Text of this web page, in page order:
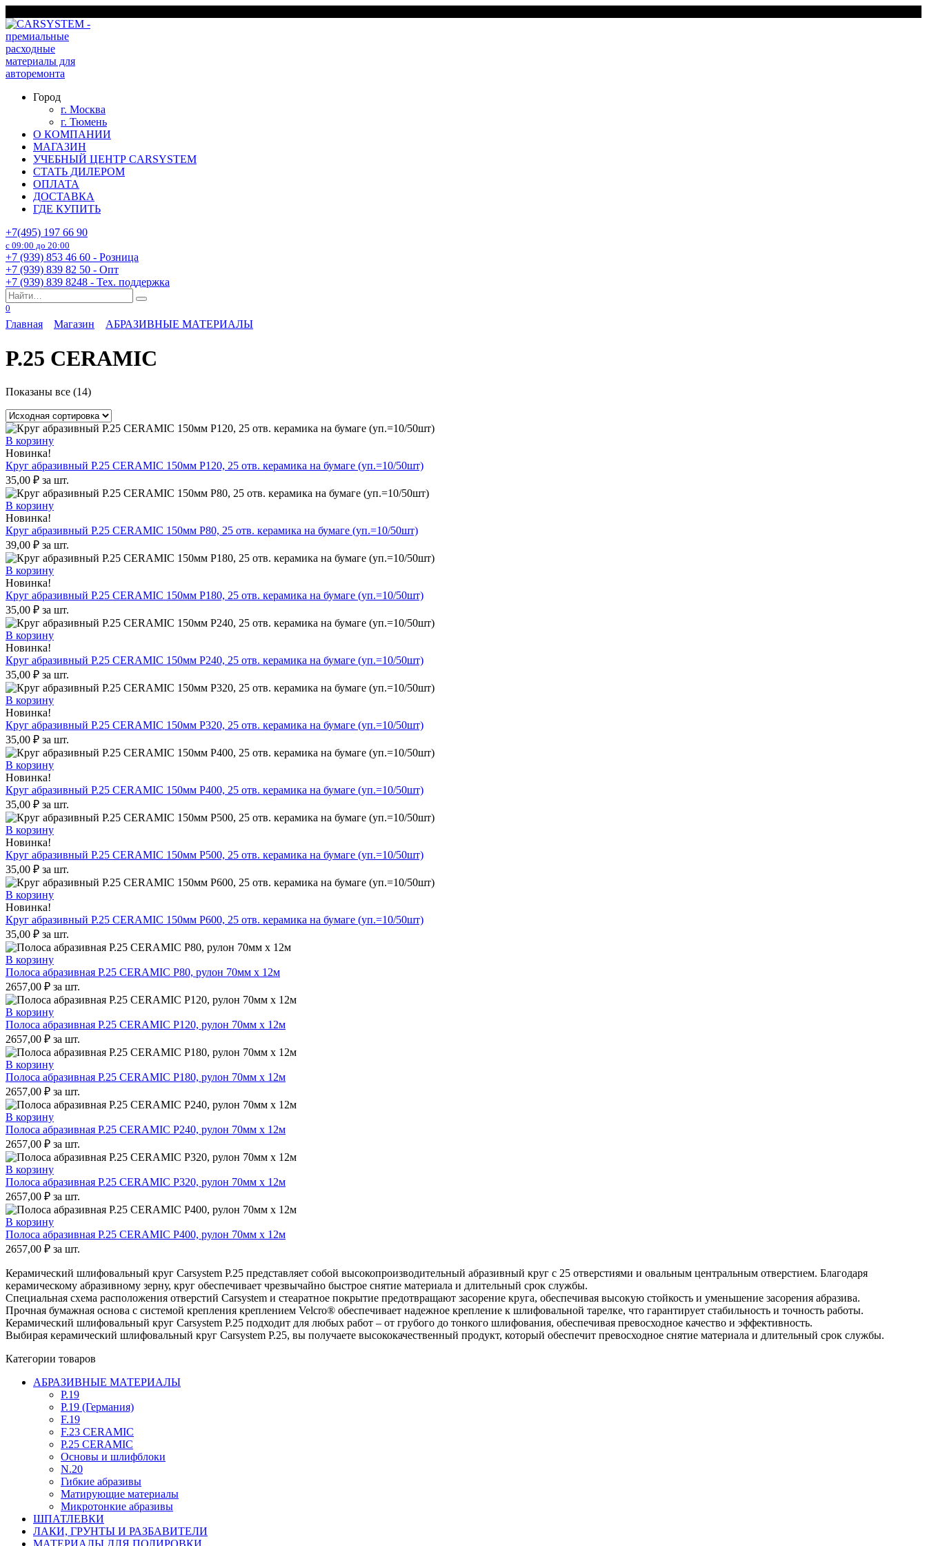
к
содержанию
Город
г. Москва
г. Тюмень
О КОМПАНИИ
МАГАЗИН
УЧЕБНЫЙ ЦЕНТР CARSYSTEM
СТАТЬ ДИЛЕРОМ
ОПЛАТА
ДОСТАВКА
ГДЕ КУПИТЬ
+7(495) 197 66 90
с 09:00 до 20:00
+7 (939) 853 46 60 - Розница
+7 (939) 839 82 50 - Опт
+7 (939) 839 8248 - Тех. поддержка
Search
for:
0
Главная Магазин АБРАЗИВНЫЕ МАТЕРИАЛЫ
P.25 CERAMIC
Показаны все (14)
В корзину
Новинка!
Круг абразивный P.25 CERAMIC 150мм P120, 25 отв. керамика на бумаге (уп.=10/50шт)
35,00 ₽ за шт.
В корзину
Новинка!
Круг абразивный P.25 CERAMIC 150мм P80, 25 отв. керамика на бумаге (уп.=10/50шт)
39,00 ₽ за шт.
В корзину
Новинка!
Круг абразивный P.25 CERAMIC 150мм P180, 25 отв. керамика на бумаге (уп.=10/50шт)
35,00 ₽ за шт.
В корзину
Новинка!
Круг абразивный P.25 CERAMIC 150мм P240, 25 отв. керамика на бумаге (уп.=10/50шт)
35,00 ₽ за шт.
В корзину
Новинка!
Круг абразивный P.25 CERAMIC 150мм P320, 25 отв. керамика на бумаге (уп.=10/50шт)
35,00 ₽ за шт.
В корзину
Новинка!
Круг абразивный P.25 CERAMIC 150мм P400, 25 отв. керамика на бумаге (уп.=10/50шт)
35,00 ₽ за шт.
В корзину
Новинка!
Круг абразивный P.25 CERAMIC 150мм P500, 25 отв. керамика на бумаге (уп.=10/50шт)
35,00 ₽ за шт.
В корзину
Новинка!
Круг абразивный P.25 CERAMIC 150мм P600, 25 отв. керамика на бумаге (уп.=10/50шт)
35,00 ₽ за шт.
В корзину
Полоса абразивная P.25 CERAMIC P80, рулон 70мм x 12м
2657,00 ₽ за шт.
В корзину
Полоса абразивная P.25 CERAMIC P120, рулон 70мм x 12м
2657,00 ₽ за шт.
В корзину
Полоса абразивная P.25 CERAMIC P180, рулон 70мм x 12м
2657,00 ₽ за шт.
В корзину
Полоса абразивная P.25 CERAMIC P240, рулон 70мм x 12м
2657,00 ₽ за шт.
В корзину
Полоса абразивная P.25 CERAMIC P320, рулон 70мм x 12м
2657,00 ₽ за шт.
В корзину
Полоса абразивная P.25 CERAMIC P400, рулон 70мм x 12м
2657,00 ₽ за шт.
Керамический шлифовальный круг Carsystem P.25 представляет собой высокопроизводительный абразивный круг с 25 отверстиями и овальным центральным отверстием. Благодаря
керамическому абразивному зерну, круг обеспечивает чрезвычайно быстрое снятие материала и длительный срок службы.
Специальная схема расположения отверстий Carsystem и стеаратное покрытие предотвращают засорение круга, обеспечивая высокую стойкость и уменьшение засорения абразива.
Прочная бумажная основа с системой крепления креплением Velcro® обеспечивает надежное крепление к шлифовальной тарелке, что гарантирует стабильность и точность работы.
Керамический шлифовальный круг Carsystem P.25 подходит для любых работ – от грубого до тонкого шлифования, обеспечивая превосходное качество и эффективность.
Выбирая керамический шлифовальный круг Carsystem P.25, вы получаете высококачественный продукт, который обеспечит превосходное снятие материала и длительный срок службы.
Категории товаров
АБРАЗИВНЫЕ МАТЕРИАЛЫ
P.19
P.19 (Германия)
F.19
F.23 CERAMIC
P.25 CERAMIC
Основы и шлифблоки
N.20
Гибкие абразивы
Матирующие материалы
Микротонкие абразивы
ШПАТЛЕВКИ
ЛАКИ, ГРУНТЫ И РАЗБАВИТЕЛИ